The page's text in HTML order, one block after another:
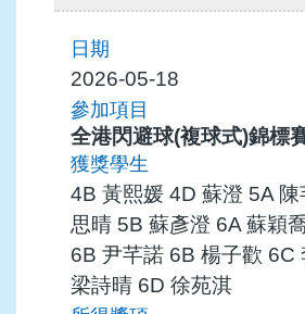
2026-05-18
全港閃避球(複球式)錦標
4B 黃熙媛 4D 蘇澄 5A 陳
思晴 5B 蘇彥澄 6A 蘇穎
6B 尹芊諾 6B 楊子歡 6C
梁詩晴 6D 徐苑淇